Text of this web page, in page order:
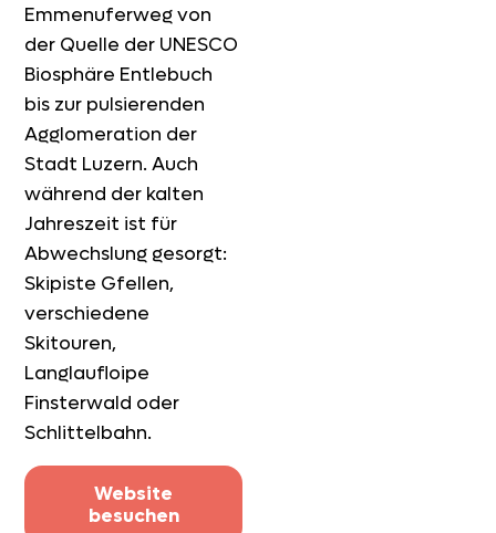
Emmenuferweg von
der Quelle der UNESCO
Biosphäre Entlebuch
bis zur pulsierenden
Agglomeration der
Stadt Luzern. Auch
während der kalten
Jahreszeit ist für
Abwechslung gesorgt:
Skipiste Gfellen,
verschiedene
Skitouren,
Langlaufloipe
Finsterwald oder
Schlittelbahn.
Website
besuchen